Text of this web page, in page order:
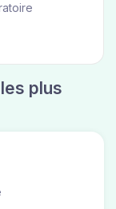
plus